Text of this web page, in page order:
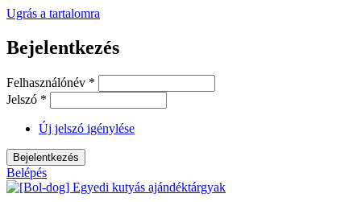
Ugrás a tartalomra
Bejelentkezés
Felhasználónév *
Jelszó *
Új jelszó igénylése
Belépés